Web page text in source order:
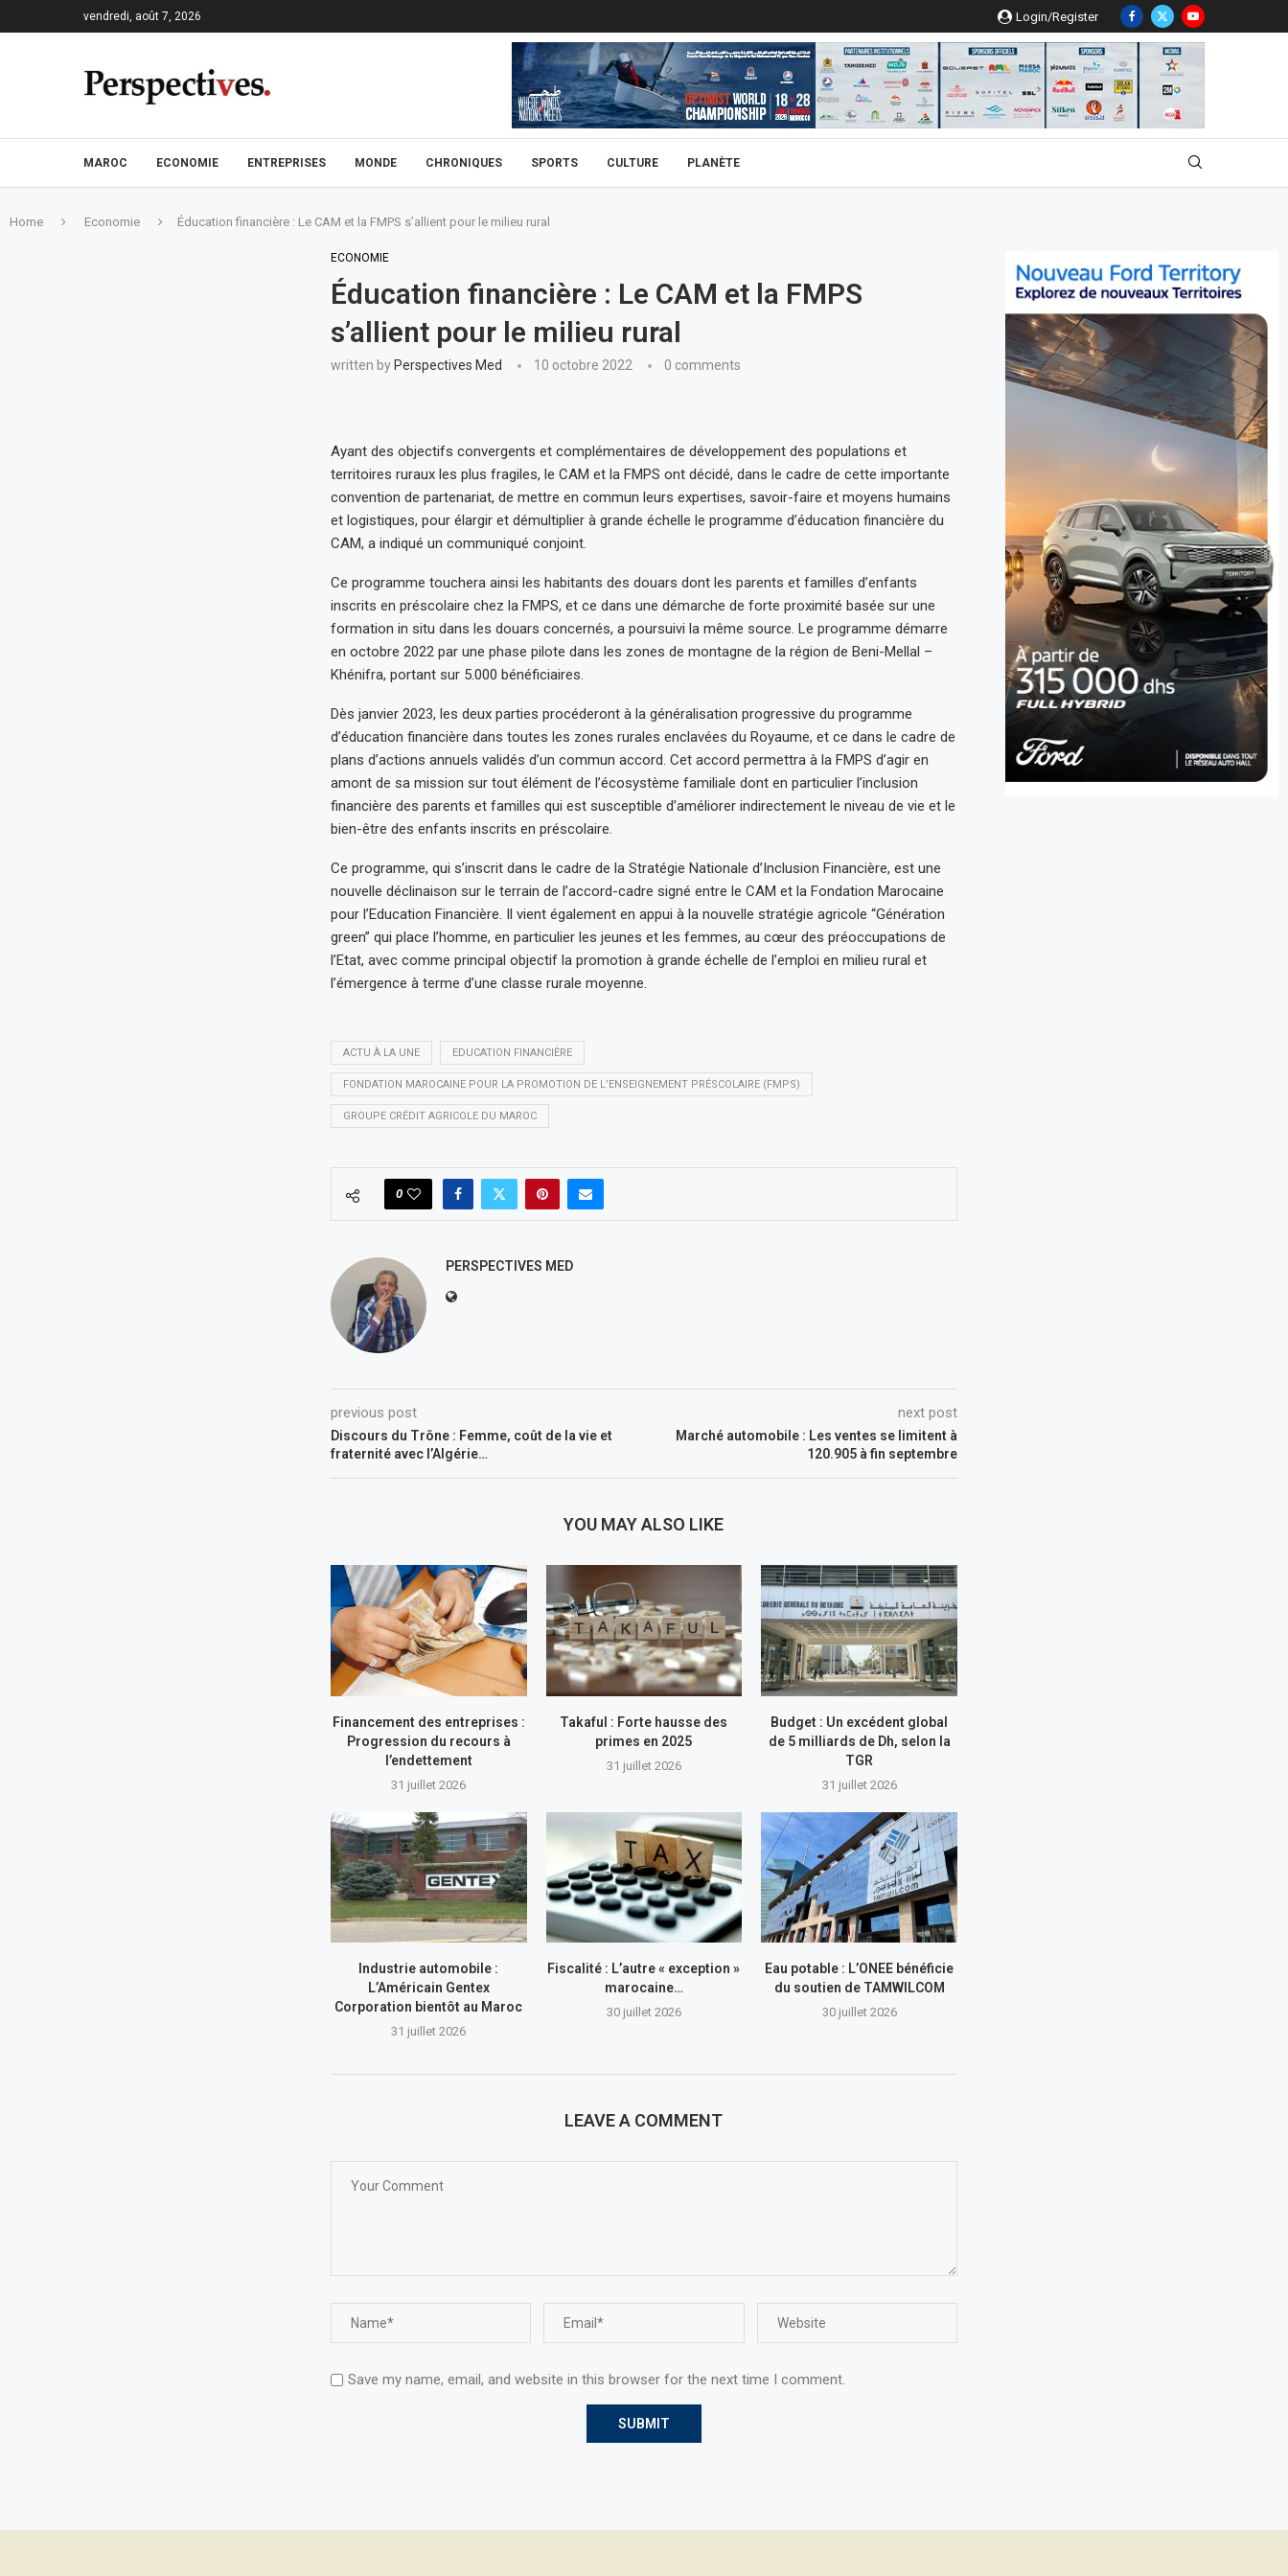
vendredi, août 7, 2026 Login/Register
MAROC ECONOMIE ENTREPRISES MONDE CHRONIQUES SPORTS CULTURE PLANÈTE
Home Economie Éducation financière : Le CAM et la FMPS s’allient pour le milieu rural
ECONOMIE
Éducation financière : Le CAM et la FMPS
s’allient pour le milieu rural
written by Perspectives Med 10 octobre 2022 0 comments
Ayant des objectifs convergents et complémentaires de développement des populations et
territoires ruraux les plus fragiles, le CAM et la FMPS ont décidé, dans le cadre de cette importante
convention de partenariat, de mettre en commun leurs expertises, savoir-faire et moyens humains
et logistiques, pour élargir et démultiplier à grande échelle le programme d’éducation financière du
CAM, a indiqué un communiqué conjoint.
Ce programme touchera ainsi les habitants des douars dont les parents et familles d’enfants
inscrits en préscolaire chez la FMPS, et ce dans une démarche de forte proximité basée sur une
formation in situ dans les douars concernés, a poursuivi la même source. Le programme démarre
en octobre 2022 par une phase pilote dans les zones de montagne de la région de Beni-Mellal –
Khénifra, portant sur 5.000 bénéficiaires.
Dès janvier 2023, les deux parties procéderont à la généralisation progressive du programme
d’éducation financière dans toutes les zones rurales enclavées du Royaume, et ce dans le cadre de
plans d’actions annuels validés d’un commun accord. Cet accord permettra à la FMPS d’agir en
amont de sa mission sur tout élément de l’écosystème familiale dont en particulier l’inclusion
financière des parents et familles qui est susceptible d’améliorer indirectement le niveau de vie et le
bien-être des enfants inscrits en préscolaire.
Ce programme, qui s’inscrit dans le cadre de la Stratégie Nationale d’Inclusion Financière, est une
nouvelle déclinaison sur le terrain de l’accord-cadre signé entre le CAM et la Fondation Marocaine
pour l’Education Financière. Il vient également en appui à la nouvelle stratégie agricole “Génération
green” qui place l’homme, en particulier les jeunes et les femmes, au cœur des préoccupations de
l’Etat, avec comme principal objectif la promotion à grande échelle de l’emploi en milieu rural et
l’émergence à terme d’une classe rurale moyenne.
ACTU À LA UNE EDUCATION FINANCIÈRE
FONDATION MAROCAINE POUR LA PROMOTION DE L’ENSEIGNEMENT PRÉSCOLAIRE (FMPS)
GROUPE CRÉDIT AGRICOLE DU MAROC
0
PERSPECTIVES MED
previous post
Discours du Trône : Femme, coût de la vie et
fraternité avec l’Algérie…
next post
Marché automobile : Les ventes se limitent à
120.905 à fin septembre
YOU MAY ALSO LIKE
Financement des entreprises :
Progression du recours à
l’endettement
31 juillet 2026
Takaful : Forte hausse des
primes en 2025
31 juillet 2026
Budget : Un excédent global
de 5 milliards de Dh, selon la
TGR
31 juillet 2026
Industrie automobile :
L’Américain Gentex
Corporation bientôt au Maroc
31 juillet 2026
Fiscalité : L’autre « exception »
marocaine…
30 juillet 2026
Eau potable : L’ONEE bénéficie
du soutien de TAMWILCOM
30 juillet 2026
LEAVE A COMMENT
Save my name, email, and website in this browser for the next time I comment.